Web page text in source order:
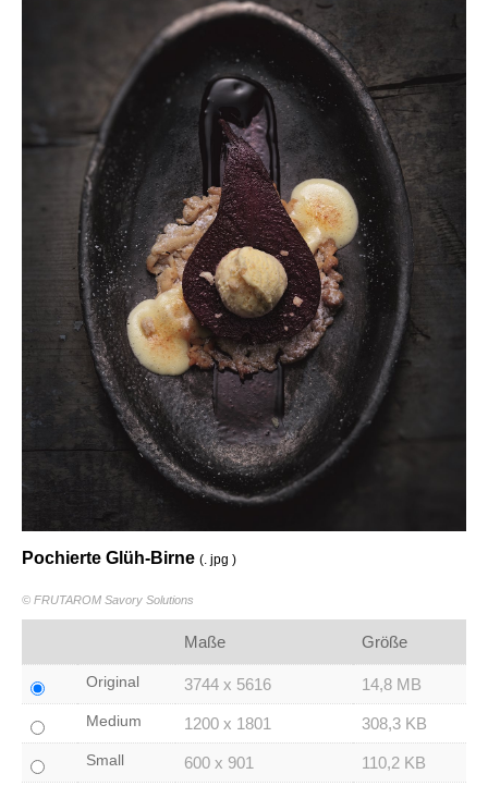
Pochierte Glüh-Birne (. jpg )
© FRUTAROM Savory Solutions
Maße Größe
Original 3744 x 5616 14,8 MB
Medium 1200 x 1801 308,3 KB
Small 600 x 901 110,2 KB